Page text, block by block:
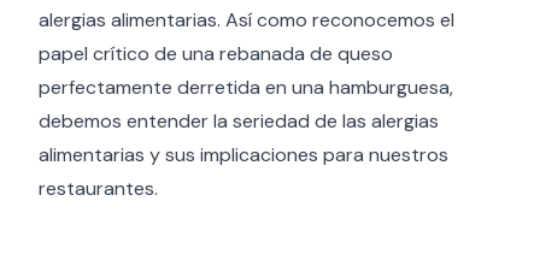
alergias alimentarias. Así como reconocemos el
papel crítico de una rebanada de queso
perfectamente derretida en una hamburguesa,
debemos entender la seriedad de las alergias
alimentarias y sus implicaciones para nuestros
restaurantes.